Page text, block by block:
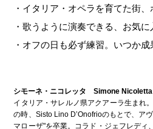
・イタリア・オペラを育てた街
・歌うように演奏できる、お気に
・オフの日も必ず練習。いつか
シモーネ・ニコレッタ Simone Nicoletta
イタリア・サレルノ県アクアーラ生まれ
の時、Sisto Lino D’Onofrioのもとで、ア
マローザ"を卒業。コラド・ジェフレディ